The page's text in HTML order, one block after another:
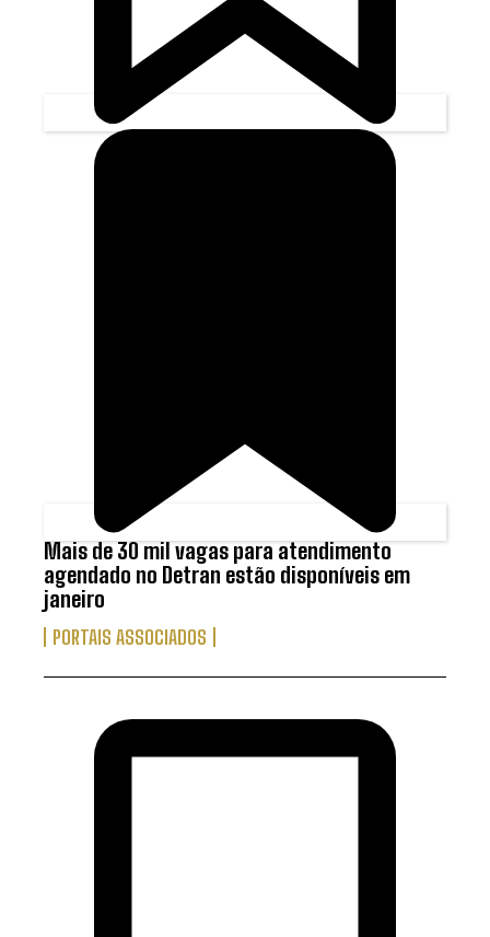
Mais de 30 mil vagas para atendimento
agendado no Detran estão disponíveis em
janeiro
PORTAIS ASSOCIADOS